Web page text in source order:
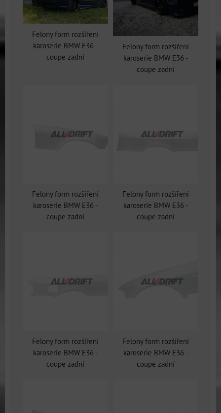
Felony form rozšíření
karoserie BMW E36 -
coupe zadní
Felony form rozšíření
karoserie BMW E36 -
coupe zadní
Felony form rozšíření
karoserie BMW E36 -
coupe zadní
Felony form rozšíření
karoserie BMW E36 -
coupe zadní
Felony form rozšíření
karoserie BMW E36 -
coupe zadní
Felony form rozšíření
karoserie BMW E36 -
coupe zadní